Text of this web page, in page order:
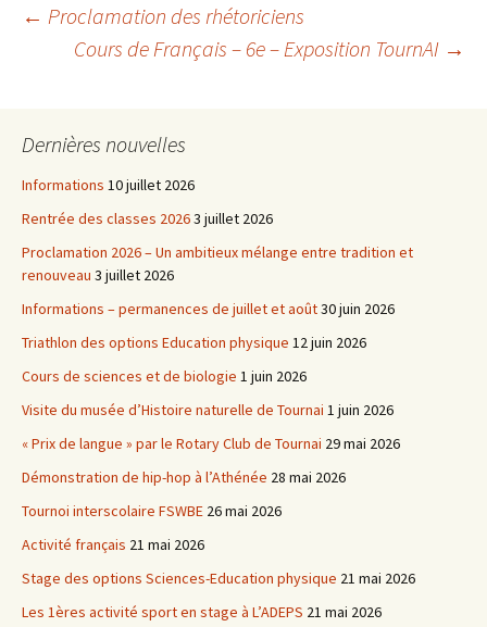
Navigation
articles
← Proclamation des rhétoriciens
Cours de Français – 6e – Exposition TournAI →
Dernières nouvelles
Informations 10 juillet 2026
Rentrée des classes 20263 juillet 2026
Proclamation 2026 – Un ambitieux mélange entre tradition et
renouveau 3 juillet 2026
Informations – permanences de juillet et août30 juin 2026
Triathlon des options Education physique 12 juin 2026
Cours de sciences et de biologie 1 juin 2026
Visite du musée d’Histoire naturelle de Tournai 1 juin 2026
« Prix de langue » par le Rotary Club de Tournai 29 mai 2026
Démonstration de hip-hop à l’Athénée 28 mai 2026
Tournoi interscolaire FSWBE 26 mai 2026
Activité français 21 mai 2026
Stage des options Sciences-Education physique 21 mai 2026
Les 1ères activité sport en stage à L’ADEPS 21 mai 2026